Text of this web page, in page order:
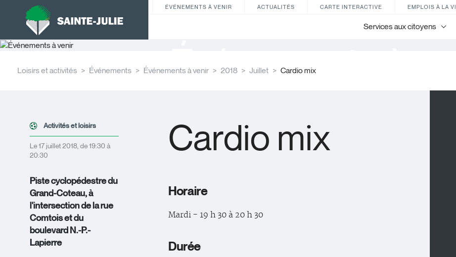
ÉVÉNEMENTS À VENIR ACTUALITÉS CARTE INTERACTIVE EMPLOIS À LA
Services aux citoyens
Événements à
Loisirs et activités Événements Événements à venir 2018 Juillet Cardio mix
Activités et loisirs
Le 17 juillet 2018, de 19:30 à
20:30
Piste cyclopédestre du
Grand-Coteau, à
l'intersection de la rue
Comtois et du
boulevard N.-P.-
Lapierre
Cardio mix
Horaire
Mardi - 19 h 30 à 20 h 30
Durée